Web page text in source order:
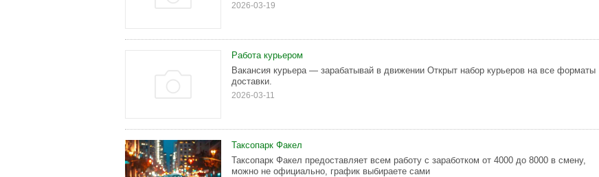
2026-03-19
Работа курьером
Вакансия курьера — зарабатывай в движении Открыт набор курьеров на все форматы
доставки.
2026-03-11
Таксопарк Факел
Таксопарк Факел предоставляет всем работу с заработком от 4000 до 8000 в смену,
можно не официально, график выбираете сами